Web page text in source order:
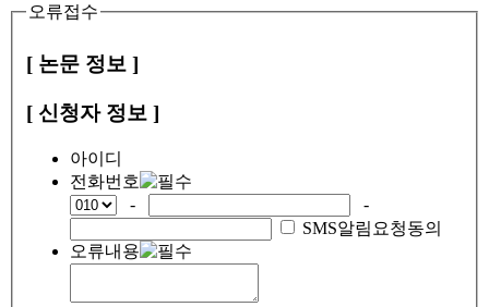
오류접수
[ 논문 정보 ]
[ 신청자 정보 ]
아이디
전화번호
-
-
SMS알림요청동의
오류내용